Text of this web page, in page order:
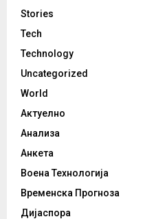
Stories
Tech
Technology
Uncategorized
World
Актуелно
Анализа
Анкета
Воена Технологија
Временска Прогноза
Дијаспора